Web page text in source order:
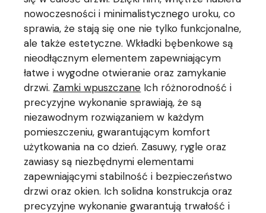
nowoczesności i minimalistycznego uroku, co
sprawia, że stają się one nie tylko funkcjonalne,
ale także estetyczne. Wkładki bębenkowe są
nieodłącznym elementem zapewniającym
łatwe i wygodne otwieranie oraz zamykanie
drzwi. Zamki wpuszczane Ich różnorodność i
precyzyjne wykonanie sprawiają, że są
niezawodnym rozwiązaniem w każdym
pomieszczeniu, gwarantującym komfort
użytkowania na co dzień. Zasuwy, rygle oraz
zawiasy są niezbędnymi elementami
zapewniającymi stabilność i bezpieczeństwo
drzwi oraz okien. Ich solidna konstrukcja oraz
precyzyjne wykonanie gwarantują trwałość i